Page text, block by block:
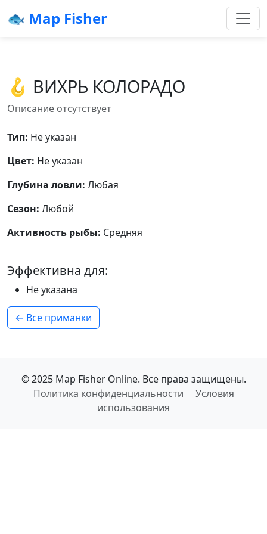
🐟 Map Fisher
🪝 ВИХРЬ КОЛОРАДО
Описание отсутствует
Тип: Не указан
Цвет: Не указан
Глубина ловли: Любая
Сезон: Любой
Активность рыбы: Средняя
Эффективна для:
Не указана
← Все приманки
© 2025 Map Fisher Online. Все права защищены.
Политика конфиденциальности
Условия
использования